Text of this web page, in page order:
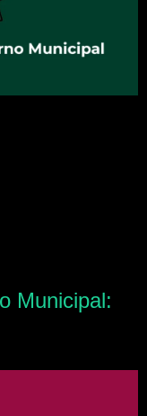
Municipal: